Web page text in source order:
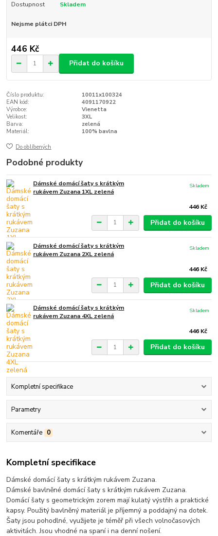
Dostupnost Skladem
Nejsme plátci DPH
446 Kč
Přidat do košíku
Číslo produktu:
10011x100324
EAN kód:
4091170922
Výrobce:
Vienetta
Velikost:
3XL
Barva:
zelená
Materiál:
100% bavlna
Do oblíbených
Podobné produkty
Dámské domácí šaty s krátkým
rukávem Zuzana 1XL zelená
446 Kč
Skladem
Přidat do košíku
Dámské domácí šaty s krátkým
rukávem Zuzana 2XL zelená
446 Kč
Skladem
Přidat do košíku
Dámské domácí šaty s krátkým
rukávem Zuzana 4XL zelená
446 Kč
Skladem
Přidat do košíku
Kompletní specifikace
Parametry
Komentáře 0
Kompletní specifikace
Dámské domácí šaty s krátkým rukávem Zuzana.
Dámské bavlněné domácí šaty s krátkým rukávem Zuzana.
Domácí šaty s geometrickým zorem mají kulatý výstřih a praktické
kapsy. Použitý bavlněný materiál je příjemný a poddajný na dotek.
Šaty jsou pohodlné, využijete je téměř při všech volnočasových
aktivitách. Jsou vhodné na spaní i na denní nošení.